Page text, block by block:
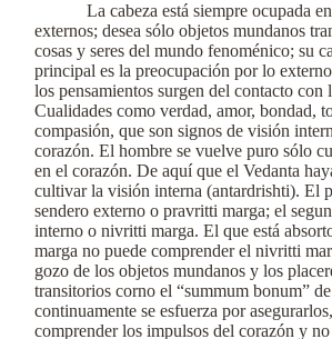
La cabeza está siempre ocupada
externos; desea sólo objetos mundanos
cosas y seres del mundo fenoménico; su
principal es la preocupación por lo
los pensamientos surgen del contacto con
Cualidades como verdad, amor, bondad,
compasión, que son signos de visión
corazón. El hombre se vuelve puro sólo
en el corazón. De aquí que el Vedanta
cultivar la visión interna (antardrishti). El
sendero externo o pravritti marga; el
interno o nivritti marga. El que está
marga no puede comprender el nivritti
gozo de los objetos mundanos y los
transitorios corno el “summum bonum”
continuamente se esfuerza por
comprender los impulsos del corazón y